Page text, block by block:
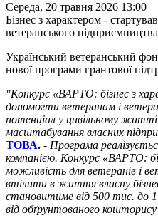
Середа, 20 травня 2026 13:00
Бізнес з характером -
ветеранського
Український ветеранський
нової програми грантової
"Конкурс «ВАРТО: бізнес з
допомогти ветеранам і
потенціал у цивільному
масштабування власних
ТОВА. - Програма
компанією. Конкурс «ВАРТО:
можливість для ветеранів і
втілити в життя власну
становитиме від 500 тис. до
від обґрунтованого